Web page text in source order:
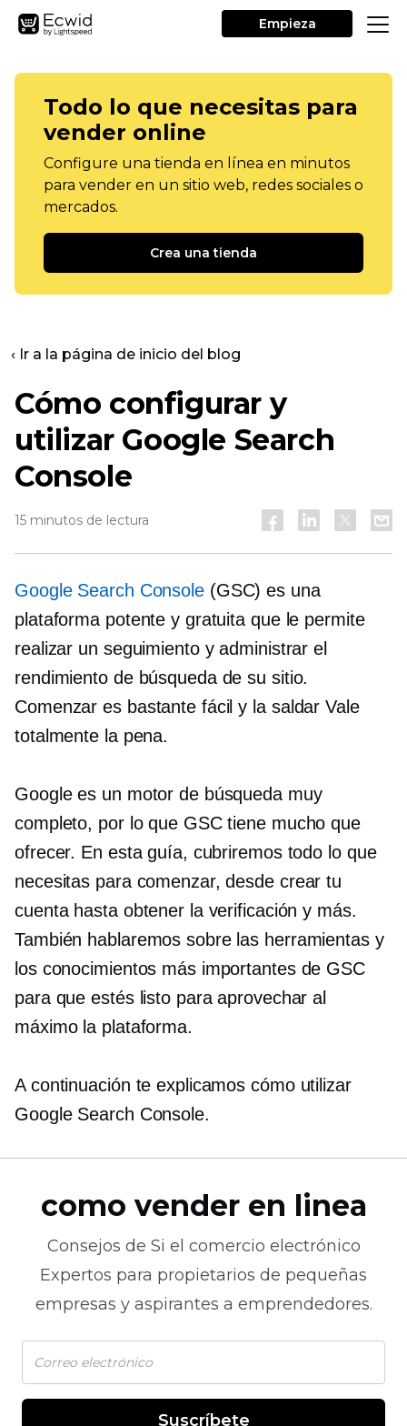
Empieza
Todo lo que necesitas para
vender online
Configure una tienda en línea en minutos
para vender en un sitio web, redes sociales o
mercados.
Crea una tienda
‹ Ir a la página de inicio del blog
Cómo configurar y
utilizar Google Search
Console
15 minutos de lectura
Google Search Console(GSC) es una
plataforma potente y gratuita que le permite
realizar un seguimiento y administrar el
rendimiento de búsqueda de su sitio.
Comenzar es bastante fácil y la saldar Vale
totalmente la pena.
Google es un motor de búsqueda muy
completo, por lo que GSC tiene mucho que
ofrecer. En esta guía, cubriremos todo lo que
necesitas para comenzar, desde crear tu
cuenta hasta obtener la verificación y más.
También hablaremos sobre las herramientas y
los conocimientos más importantes de GSC
para que estés listo para aprovechar al
máximo la plataforma.
A continuación te explicamos cómo utilizar
Google Search Console.
como vender en linea
Consejos de Si el comercio electrónico
Expertos para propietarios de pequeñas
empresas y aspirantes a emprendedores.
Suscríbete